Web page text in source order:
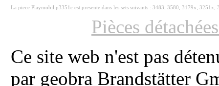
La piece Playmobil p3351c est presente dans les sets suivants : 3483, 3580, 3179x,
Pièces
Ce site web n'est pas
par geobra Brandstätter